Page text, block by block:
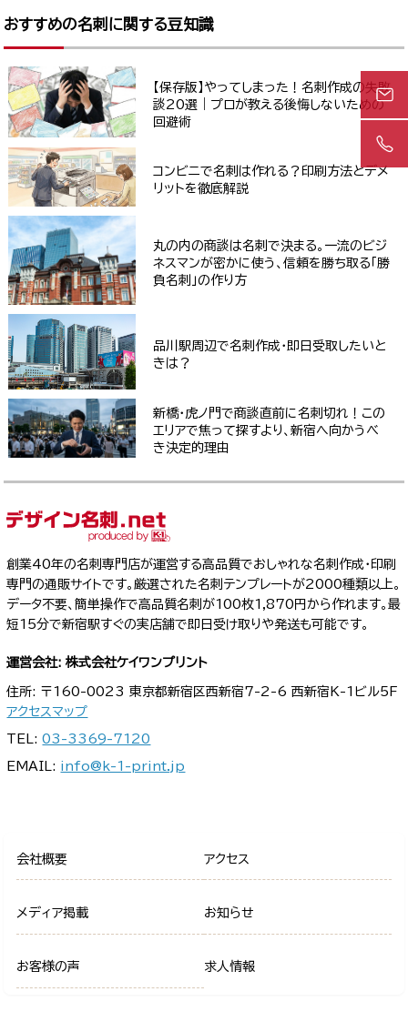
おすすめの名刺に関する豆知識
【保存版】やってしまった！名刺作成の失敗
談20選｜プロが教える後悔しないための
回避術
コンビニで名刺は作れる？印刷方法とデメ
リットを徹底解説
丸の内の商談は名刺で決まる。一流のビジ
ネスマンが密かに使う、信頼を勝ち取る「勝
負名刺」の作り方
品川駅周辺で名刺作成・即日受取したいと
きは？
新橋・虎ノ門で商談直前に名刺切れ！この
エリアで焦って探すより、新宿へ向かうべ
き決定的理由
創業40年の名刺専門店が運営する高品質でおしゃれな名刺作成・印刷
専門の通販サイトです。厳選された名刺テンプレートが2000種類以上。
データ不要、簡単操作で高品質名刺が100枚1,870円から作れます。最
短15分で新宿駅すぐの実店舗で即日受け取りや発送も可能です。
運営会社: 株式会社ケイワンプリント
住所: 〒160-0023 東京都新宿区西新宿7-2-6 西新宿K-1ビル5F
アクセスマップ
TEL:03-3369-7120
EMAIL: info@k-1-print.jp
会社概要 アクセス
メディア掲載 お知らせ
お客様の声 求人情報